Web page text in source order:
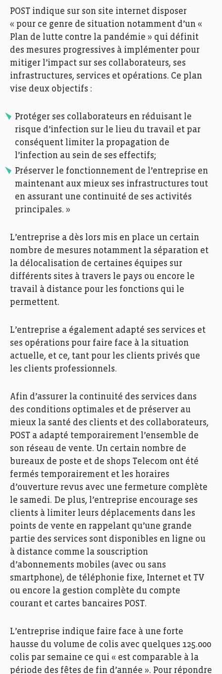
POST indique sur son site internet disposer
« pour ce genre de situation notamment d’un «
Plan de lutte contre la pandémie » qui définit
des mesures progressives à implémenter pour
mitiger l’impact sur ses collaborateurs, ses
infrastructures, services et opérations. Ce plan
vise deux objectifs :
Protéger ses collaborateurs en réduisant le
risque d’infection sur le lieu du travail et par
conséquent limiter la propagation de
l’infection au sein de ses effectifs;
Préserver le fonctionnement de l’entreprise en
maintenant aux mieux ses infrastructures tout
en assurant une continuité de ses activités
principales. »
L’entreprise a dès lors mis en place un certain
nombre de mesures notamment la séparation et
la délocalisation de certaines équipes sur
différents sites à travers le pays ou encore le
travail à distance pour les fonctions qui le
permettent.
L’entreprise a également adapté ses services et
ses opérations pour faire face à la situation
actuelle, et ce, tant pour les clients privés que
les clients professionnels.
Afin d’assurer la continuité des services dans
des conditions optimales et de préserver au
mieux la santé des clients et des collaborateurs,
POST a adapté temporairement l’ensemble de
son réseau de vente. Un certain nombre de
bureaux de poste et de shops Telecom ont été
fermés temporairement et les horaires
d’ouverture revus avec une fermeture complète
le samedi. De plus, l’entreprise encourage ses
clients à limiter leurs déplacements dans les
points de vente en rappelant qu’une grande
partie des services sont disponibles en ligne ou
à distance comme la souscription
d’abonnements mobiles (avec ou sans
smartphone), de téléphonie fixe, Internet et TV
ou encore la gestion complète du compte
courant et cartes bancaires POST.
L’entreprise indique faire face à une forte
hausse du volume de colis avec quelques 125.000
colis par semaine ce qui « est comparable à la
période des fêtes de fin d’année ». Pour répondre